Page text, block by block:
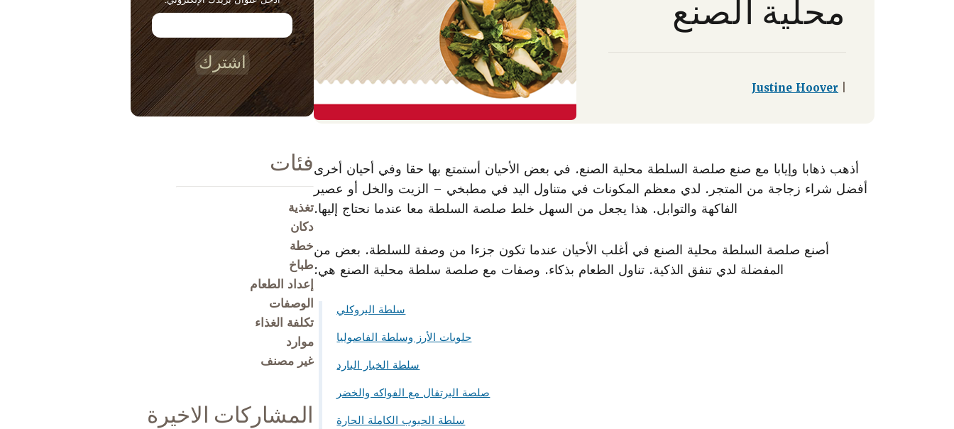
محلية الصنع
Justine Hoover
أذهب ذهابا وإيابا مع صنع صلصة السلطة محلية الصنع. في بعض الأحيان أستمتع بها حقا وفي أحيان أخرى
أفضل شراء زجاجة من المتجر. لدي معظم المكونات في متناول اليد في مطبخي – الزيت والخل أو عصير
الفاكهة والتوابل. هذا يجعل من السهل خلط صلصة السلطة معا عندما نحتاج إليها.
أصنع صلصة السلطة محلية الصنع في أغلب الأحيان عندما تكون جزءا من وصفة للسلطة. بعض من
المفضلة لدي تنفق الذكية. تناول الطعام بذكاء. وصفات مع صلصة سلطة محلية الصنع هي:
سلطة البروكلي
حلويات الأرز وسلطة الفاصوليا
سلطة الخيار البارد
صلصة البرتقال مع الفواكه والخضر
سلطة الحبوب الكاملة الحارة
اشترك
فئات
تغذية
دكان
خطة
طباخ
إعداد الطعام
الوصفات
تكلفة الغذاء
موارد
غير مصنف
المشاركات الاخيرة